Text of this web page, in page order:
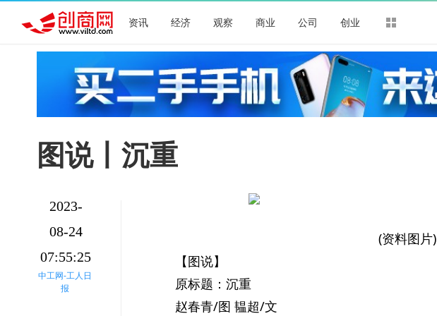
资讯 经济 观察 商业 公司 创业
图说丨沉重
2023-
08-24
07:55:25
中工网-工人日
报
(资料图片)
【图说】
原标题：沉重
赵春青/图 韫超/文